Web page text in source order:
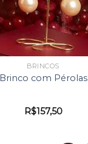
BRINCOS
Brinco com Pérolas
R$157,50